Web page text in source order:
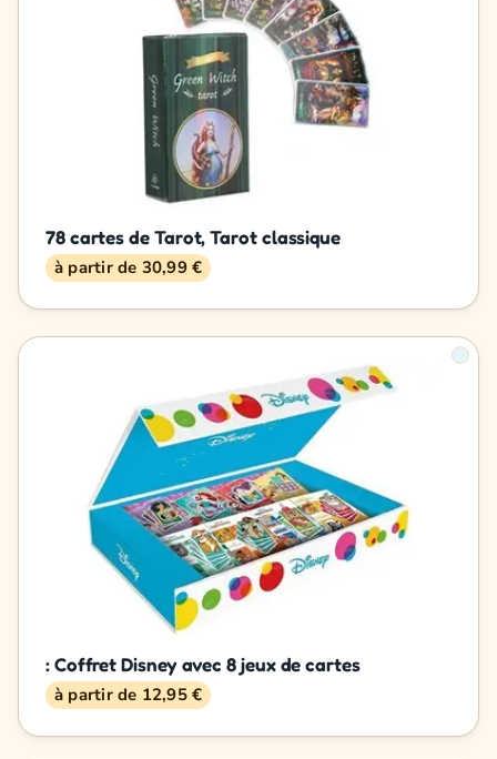
78 cartes de Tarot, Tarot classique
à partir de 30,99 €
: Coffret Disney avec 8 jeux de cartes
à partir de 12,95 €